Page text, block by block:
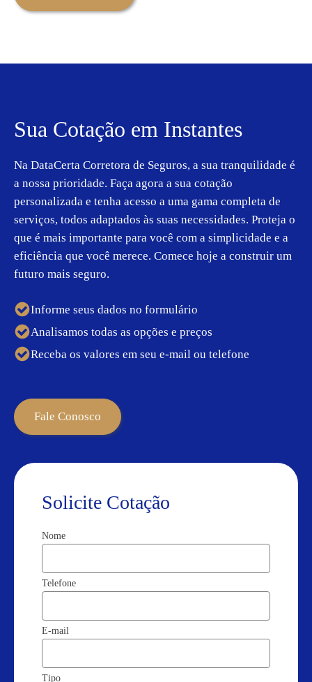
Sua Cotação em Instantes
Na DataCerta Corretora de Seguros, a sua tranquilidade é
a nossa prioridade. Faça agora a sua cotação
personalizada e tenha acesso a uma gama completa de
serviços, todos adaptados às suas necessidades. Proteja o
que é mais importante para você com a simplicidade e a
eficiência que você merece. Comece hoje a construir um
futuro mais seguro.
Informe seus dados no formulário
Analisamos todas as opções e preços
Receba os valores em seu e-mail ou telefone
Fale Conosco
Solicite Cotação
Nome
Telefone
E-mail
Tipo